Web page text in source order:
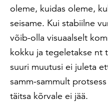
oleme, kuidas oleme,
seisame. Kui stabiilne
võib-olla visuaalselt
kokku ja tegeletakse nt
suuri muutusi ei juleta
samm-sammult
täitsa kõrvale ei jää.